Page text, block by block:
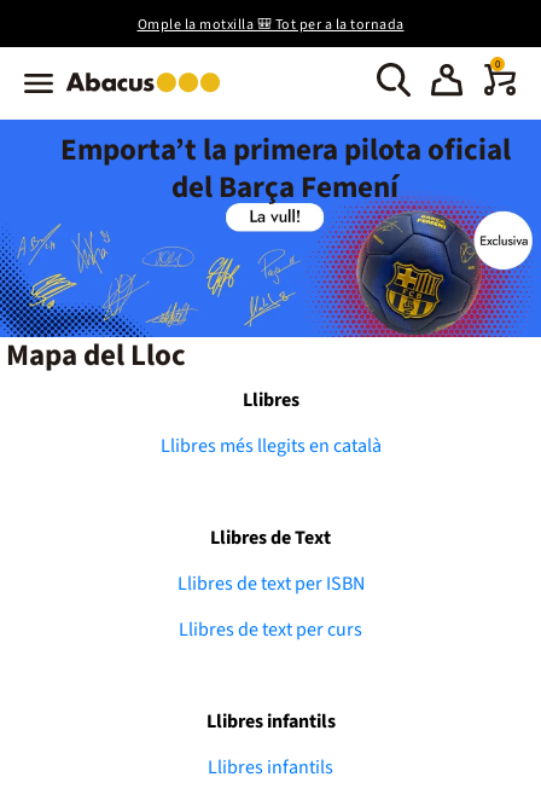
Omple la motxilla 🎒 Tot per a la tornada
0
Emporta’t la primera pilota oficial
del Barça Femení
Mapa del Lloc
Llibres
Llibres més llegits en català
Llibres de Text
Llibres de text per ISBN
Llibres de text per curs
Llibres infantils
Llibres infantils